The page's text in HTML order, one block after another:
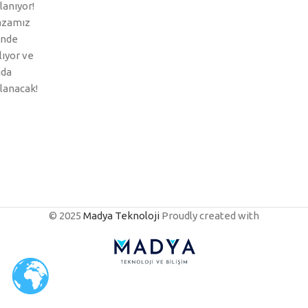
ve
© 2025 Madya Teknoloji Proudly created with